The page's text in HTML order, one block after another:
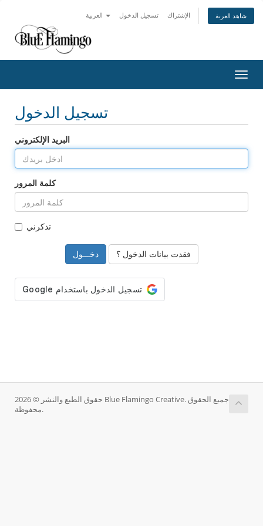
تسجيل الدخول الإشتراك شاهد العربة
تسجيل الدخول
البريد الإلكتروني
كلمة المرور
تذكرني
فقدت بيانات الدخول ؟
حقوق الطبع والنشر © 2026 Blue Flamingo Creative. جميع الحقوق
محفوظة.